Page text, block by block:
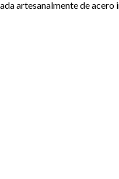
artesanalmente de acero